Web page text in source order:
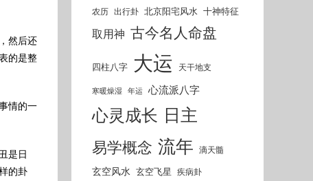
然后还
的是整
情的一
是日
的卦
农历 出行卦 北京阳宅风水 十神特征
取用神 古今名人命盘
四柱八字 大运 天干地支
寒暖燥湿 年运 心流派八字
心灵成长 日主
易学概念 流年 滴天髓
玄空风水 玄空飞星 疾病卦